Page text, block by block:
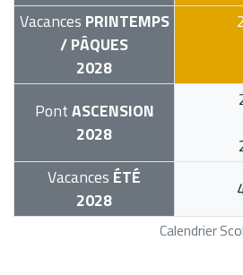
Calendrier
Vacances PRINTEMPS
/ PÂQUES
2028
PontASCENSION
2028
Vacances ÉTÉ
2028